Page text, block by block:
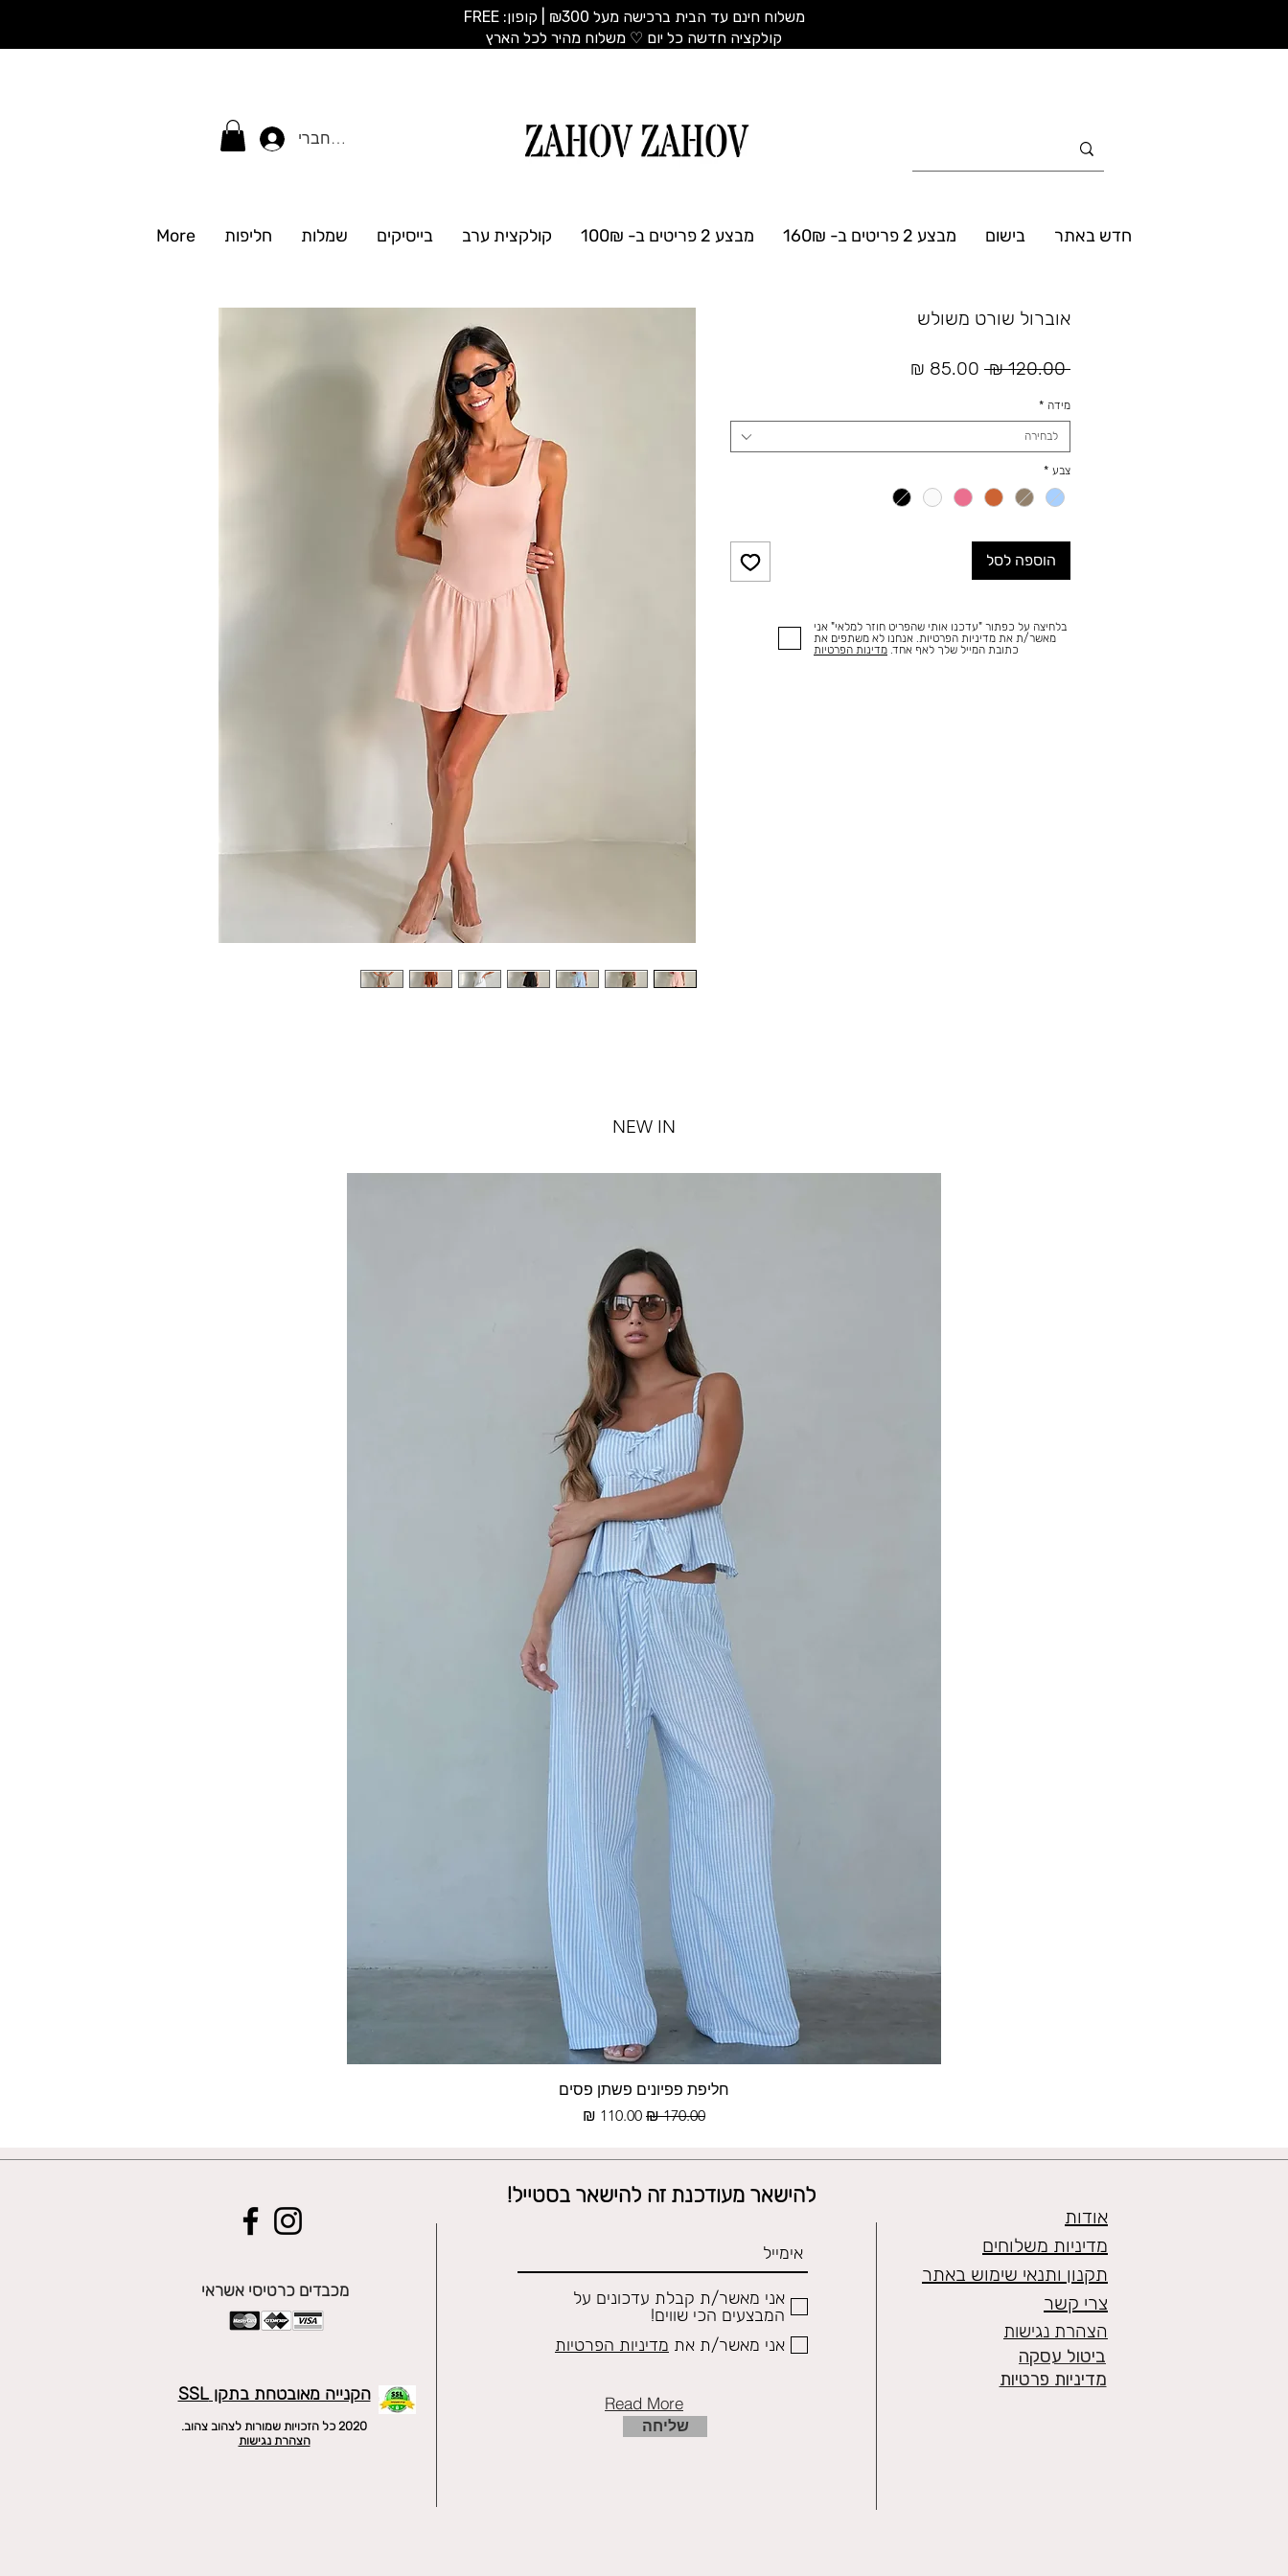
משלוח חינם עד הבית ברכישה מעל ₪300 | קופון: FREE
​קולקציה חדשה כל יום ♡ משלוח מהיר לכל הארץ
התחברי
חדש באתר בישום מבצע 2 פריטים ב- 160₪ מבצע 2 פריטים ב- 100₪ קולקצית ערב בייסיקים שמלות חליפות More
אוברול שורט משולש
‏120.00 ‏₪
מחיר
מידה *
לבחירה
צבע *
הוספה לסל
בלחיצה על כפתור "עדכנו אותי שהפריט חוזר למלאי" אני
מאשר/ת את מדיניות הפרטיות. אנחנו לא משתפים את
כתובת המייל שלך לאף אחד. מדינות הפרטיות
NEW IN
תצוגה מהירה
חליפת פפיונים פשתן פסים
מחיר רגיל מחיר מבצע
מכבדים כרטיסי אשראי
הקנייה מאובטחת בתקן SSL
2020 כל הזכויות שמורות לצהוב צהוב.
הצהרת נגישות
להישאר מעודכנת זה להישאר בסטייל!
אני מאשר/ת קבלת עדכונים על
המבצעים הכי שווים!
אני מאשר/ת את מדיניות הפרטיות
שליחה
אודות
מדיניות משלוחים
תקנון ותנאי שימוש באתר
צרי קשר
הצהרת נגישות
מדיניות פרטיות
ביטול עסקה
Read More